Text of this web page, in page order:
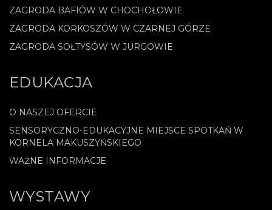
ZAGRODA BAFIÓW W CHOCHOŁOWIE
ZAGRODA KORKOSZÓW W CZARNEJ GÓRZE
ZAGRODA SOŁTYSÓW W JURGOWIE
EDUKACJA
O NASZEJ OFERCIE
SENSORYCZNO-EDUKACYJNE MIEJSCE SPOTKAŃ W
KORNELA MAKUSZYŃSKIEGO
WAŻNE INFORMACJE
WYSTAWY